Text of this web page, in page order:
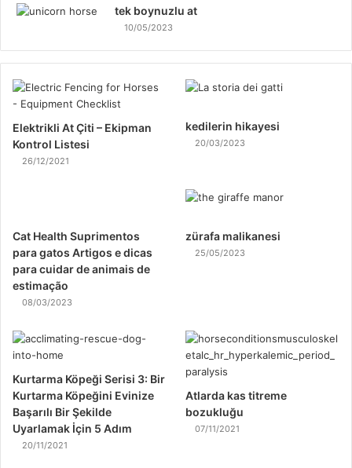
tek boynuzlu at
10/05/2023
Elektrikli At Çiti – Ekipman
Kontrol Listesi
26/12/2021
kedilerin hikayesi
20/03/2023
Cat Health Suprimentos
para gatos Artigos e dicas
para cuidar de animais de
estimação
08/03/2023
zürafa malikanesi
25/05/2023
Kurtarma Köpeği Serisi 3: Bir
Kurtarma Köpeğini Evinize
Başarılı Bir Şekilde
Uyarlamak İçin 5 Adım
20/11/2021
Atlarda kas titreme
bozukluğu
07/11/2021